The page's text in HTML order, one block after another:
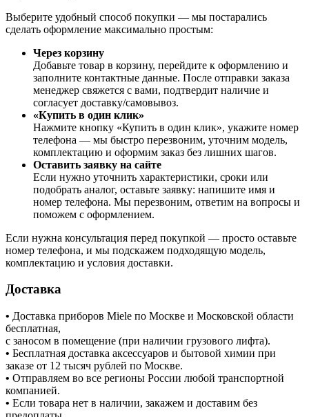
Выберите удобный способ покупки — мы постарались
сделать оформление максимально простым:
Через корзину
Добавьте товар в корзину, перейдите к оформлению и
заполните контактные данные. После отправки заказа
менеджер свяжется с вами, подтвердит наличие и
согласует доставку/самовывоз.
«Купить в один клик»
Нажмите кнопку «Купить в один клик», укажите номер
телефона — мы быстро перезвоним, уточним модель,
комплектацию и оформим заказ без лишних шагов.
Оставить заявку на сайте
Если нужно уточнить характеристики, сроки или
подобрать аналог, оставьте заявку: напишите имя и
номер телефона. Мы перезвоним, ответим на вопросы и
поможем с оформлением.
Если нужна консультация перед покупкой — просто оставьте
номер телефона, и мы подскажем подходящую модель,
комплектацию и условия доставки.
Доставка
• Доставка приборов Miele по Москве и Московской области
бесплатная,
с заносом в помещение (при наличии грузового лифта).
• Бесплатная доставка аксессуаров и бытовой химии при
заказе от 12 тысяч рублей по Москве.
• Отправляем во все регионы России любой транспортной
компанией.
• Если товара нет в наличии, закажем и доставим без